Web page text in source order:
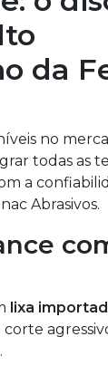
da
no
todas as
a
Abrasivos.
lixa